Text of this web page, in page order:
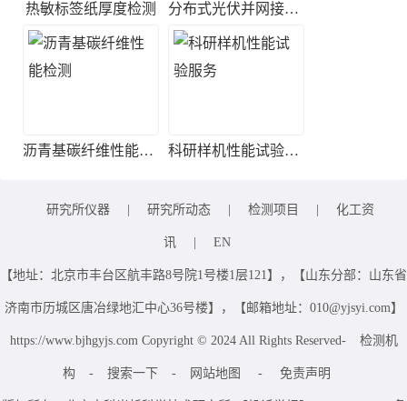
热敏标签纸厚度检测 分布式光伏并网接入测试
沥青基碳纤维性能检测 科研样机性能试验服务
研究所仪器 研究所动态 检测项目 化工资
讯 EN
【地址：北京市丰台区航丰路8号院1号楼1层121】，【山东分部：山东省
济南市历城区唐冶绿地汇中心36号楼】，【邮箱地址：010@yjsyi.com】
https://www.bjhgyjs.com Copyright © 2024 All Rights Reserved- 检测机
构 - 搜索一下 - 网站地图 - 免责声明